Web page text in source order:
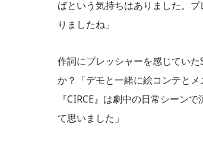
ばという気持ちはありました。
りましたね」
作詞にプレッシャーを感じてい
か？「デモと一緒に絵コンテと
『CIRCE』は劇中の日常シーン
て思いました」